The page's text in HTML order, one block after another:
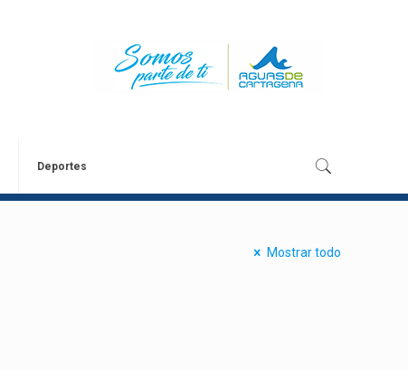
Deportes
Mostrar todo